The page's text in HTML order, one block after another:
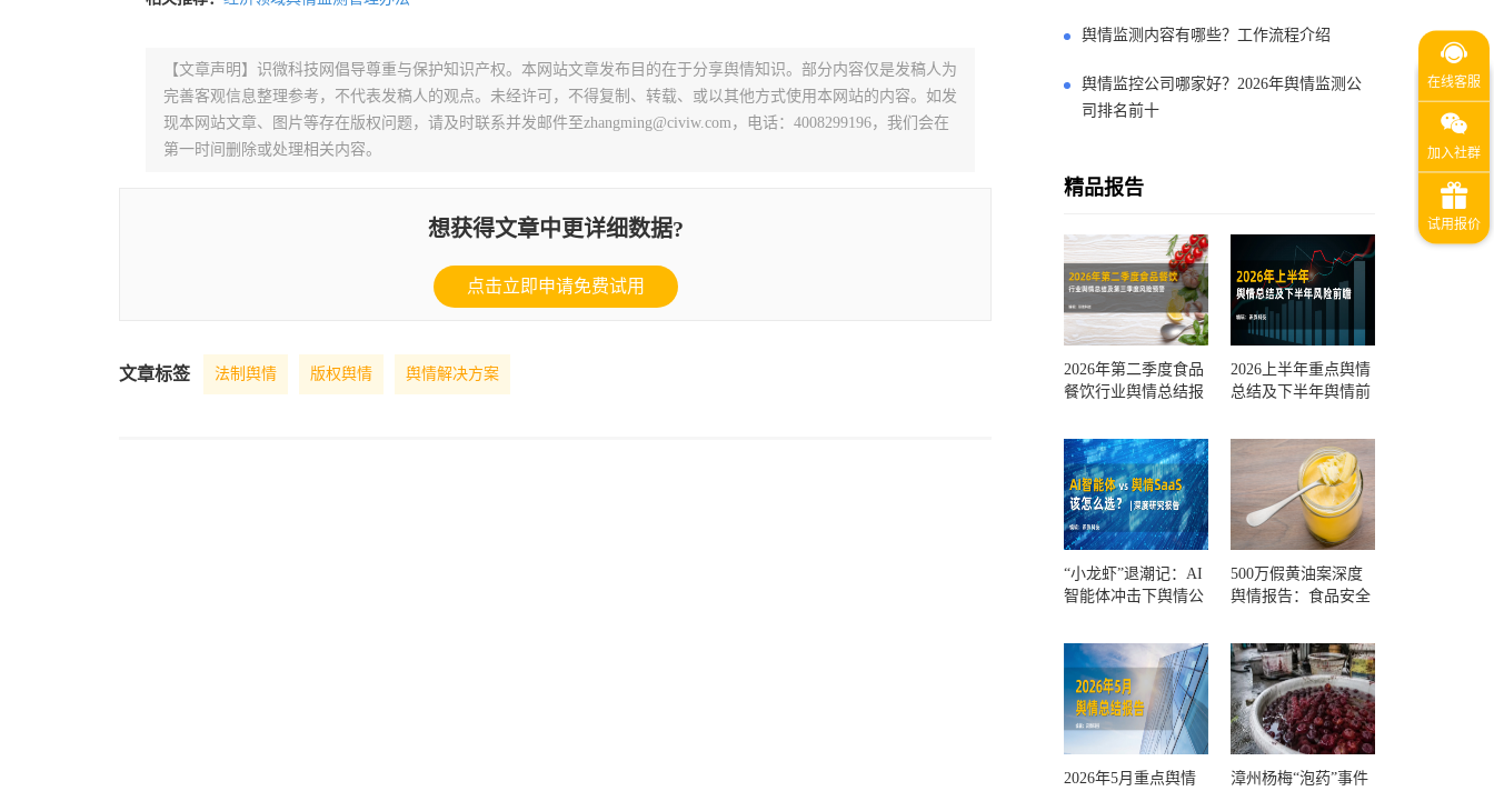
【文章声明】识微科技网倡导尊重与保护知识产权。本网站文章发布目的在于分享舆情知识。部分内容仅是发稿人为
完善客观信息整理参考，不代表发稿人的观点。未经许可，不得复制、转载、或以其他方式使用本网站的内容。如发
现本网站文章、图片等存在版权问题，请及时联系并发邮件至zhangming@civiw.com，电话：4008299196，我们会在
第一时间删除或处理相关内容。
想获得文章中更详细数据?
点击立即申请免费试用
文章标签 法制舆情 版权舆情 舆情解决方案
舆情监测内容有哪些？工作流程介绍
舆情监控公司哪家好？2026年舆情监测公
司排名前十
精品报告
2026年第二季度食品
餐饮行业舆情总结报
测
2026上半年重点舆情
总结及下半年舆情前
“小龙虾”退潮记：AI
智能体冲击下舆情公
500万假黄油案深度
舆情报告：食品安全
一环？
2026年5月重点舆情
漳州杨梅“泡药”事件